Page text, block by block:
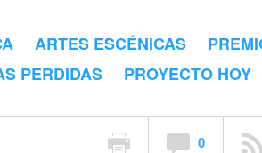
ARTES ESCÉNICAS
PERDIDAS
PROYECTO HOY
0